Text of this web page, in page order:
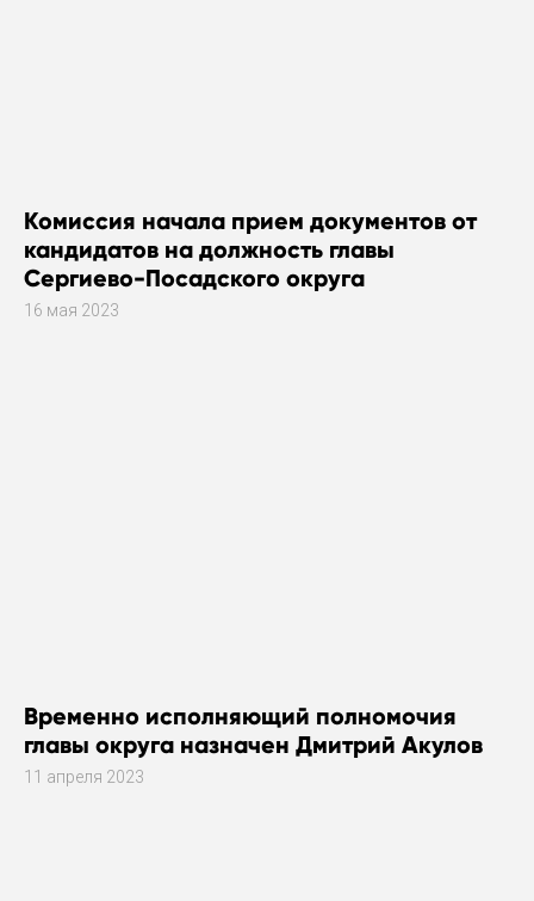
Комиссия начала прием документов от
кандидатов на должность главы
Сергиево-Посадского округа
16 мая 2023
Временно исполняющий полномочия
главы округа назначен Дмитрий Акулов
11 апреля 2023